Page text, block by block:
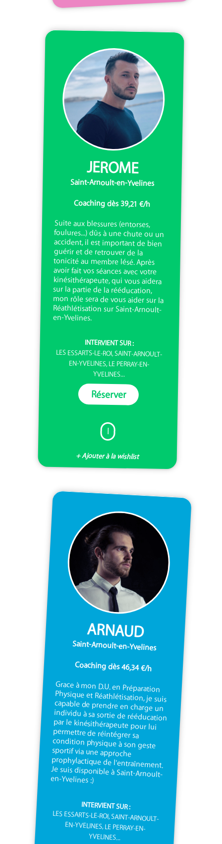
JEROME
Saint-Arnoult-en-Yvelines
Coaching dès 39,21 €/h
Suite aux blessures (entorses,
foulures...) dûs à une chute ou un
accident, il est important de bien
guérir et de retrouver de la
tonicité au membre lésé. Après
avoir fait vos séances avec votre
kinésithérapeute, qui vous aidera
sur la partie de la rééducation,
mon rôle sera de vous aider sur la
Réathlétisation sur Saint-Arnoult-
en-Yvelines.
INTERVIENT SUR :
LES ESSARTS-LE-ROI, SAINT-ARNOULT-
EN-YVELINES, LE PERRAY-EN-
YVELINES...
Réserver
I
+ Ajouter à la wishlist
ARNAUD
Saint-Arnoult-en-Yvelines
Coaching dès 46,34 €/h
Grace à mon D.U. en Préparation
Physique et Réathlétisation, je suis
capable de prendre en charge un
individu à sa sortie de rééducation
par le kinésithérapeute pour lui
permettre de réintégrer sa
condition physique à son geste
sportif via une approche
prophylactique de l'entraînement.
Je suis disponible à Saint-Arnoult-
en-Yvelines :)
INTERVIENT SUR :
LES ESSARTS-LE-ROI, SAINT-ARNOULT-
EN-YVELINES, LE PERRAY-EN-
YVELINES...